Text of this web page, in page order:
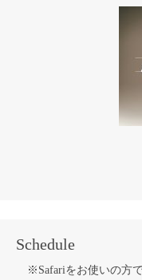
Schedule
※Safariをお使いの方